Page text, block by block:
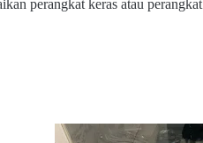
perangkat keras atau